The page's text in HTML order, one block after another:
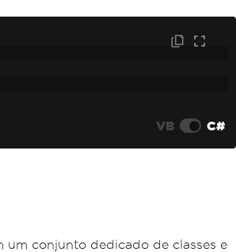
VB C#
um conjunto dedicado de classes e